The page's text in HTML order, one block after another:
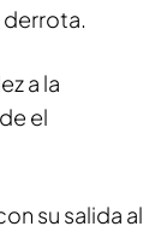
a la
el
su salida al